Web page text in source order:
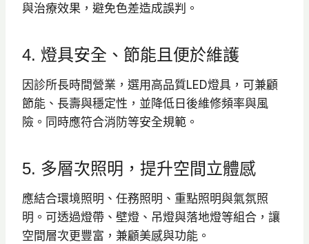
與治療效果，避免色差造成誤判。
4. 燈具安全、節能且便於維護
因診所長時間營業，選用高品質LED燈具，可兼顧
節能、長壽與穩定性，並降低日後維修頻率與風
險。同時應符合消防等安全規範。
5. 多層次照明，提升空間立體感
應結合環境照明、任務照明、重點照明與氣氛照
明。可透過燈帶、壁燈、吊燈與落地燈等組合，讓
空間層次更豐富，兼顧美感與功能。